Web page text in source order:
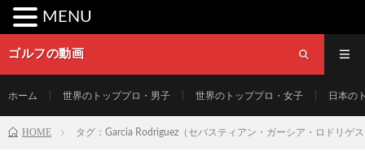
ゴルフの動画
ホーム 世界のトッププロ・男子 世界のトッププロ・女子 日本の
HOME タグ：Garcia Rodriguez（セバスティアン・ガーシア・ロドリゲ
MENU